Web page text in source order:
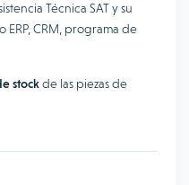
Técnica SAT y su
ERP, CRM, programa de
stockde las piezas de